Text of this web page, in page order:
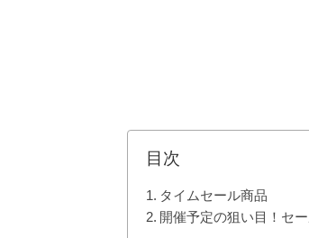
目次
タイムセール商品
開催予定の狙い目！セ